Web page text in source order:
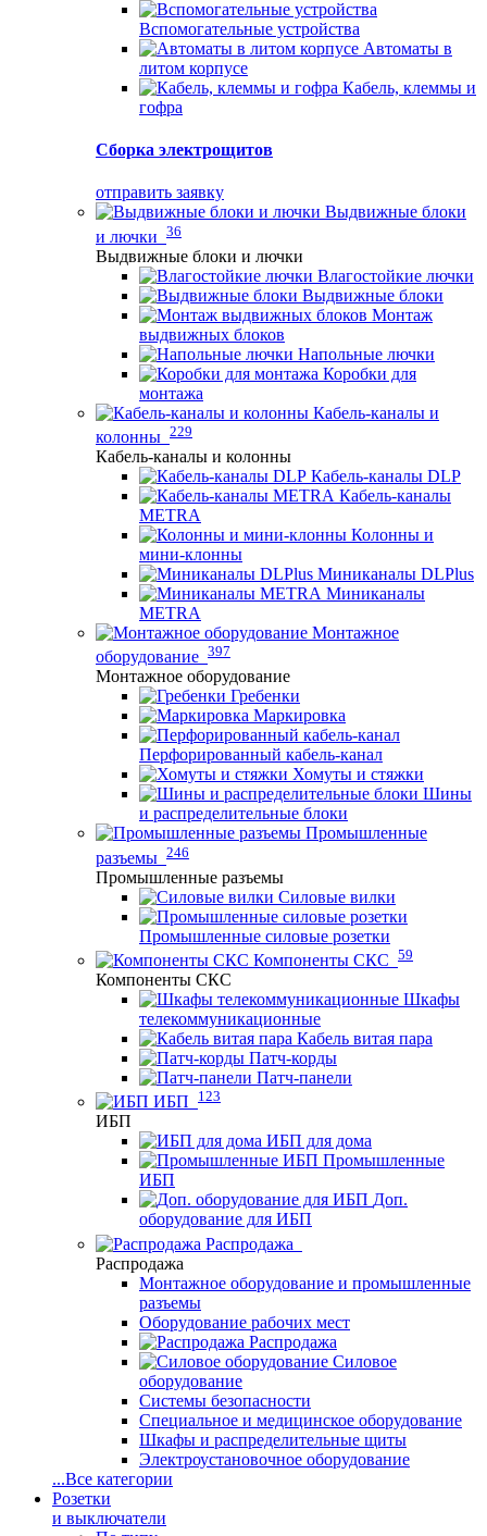
Вспомогательные устройства
Автоматы в
литом корпусе
Кабель, клеммы и
гофра
Сборка электрощитов
отправить заявку
Выдвижные блоки
и лючки 36
Выдвижные блоки и лючки
Влагостойкие лючки
Выдвижные блоки
Монтаж
выдвижных блоков
Напольные лючки
Коробки для
монтажа
Кабель-каналы и
колонны 229
Кабель-каналы и колонны
Кабель-каналы DLP
Кабель-каналы
METRA
Колонны и
мини-клонны
Миниканалы DLPlus
Миниканалы
METRA
Монтажное
оборудование 397
Монтажное оборудование
Гребенки
Маркировка
Перфорированный кабель-канал
Хомуты и стяжки
Шины
и распределительные блоки
Промышленные
разъемы 246
Промышленные разъемы
Силовые вилки
Промышленные силовые розетки
Компоненты СКС 59
Компоненты СКС
Шкафы
телекоммуникационные
Кабель витая пара
Патч-корды
Патч-панели
ИБП
123
ИБП
ИБП для дома
Промышленные
ИБП
Доп.
оборудование для ИБП
Распродажа
Распродажа
Монтажное оборудование и промышленные
разъемы
Оборудование рабочих мест
Распродажа
Силовое
оборудование
Системы безопасности
Специальное и медицинское оборудование
Шкафы и распределительные щиты
Электроустановочное оборудование
...Все категории
Розетки
и выключатели